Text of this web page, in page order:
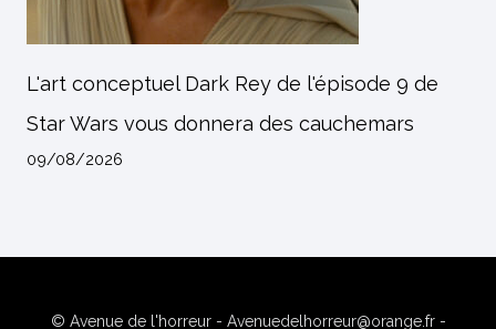
L'art conceptuel Dark Rey de l'épisode 9 de
Star Wars vous donnera des cauchemars
09/08/2026
© Avenue de l'horreur - Avenuedelhorreur@orange.fr -